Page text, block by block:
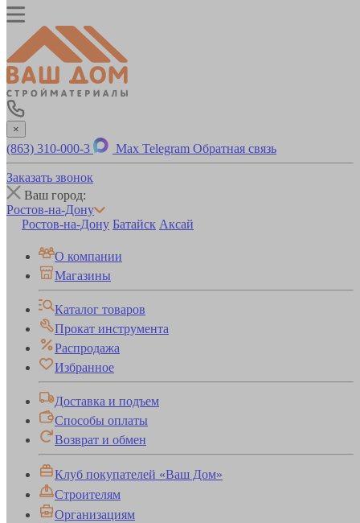
×
(863) 310-000-3 Max Telegram Обратная связь
Заказать звонок
Ваш город:
Ростов-на-Дону
Ростов-на-Дону Батайск Аксай
О компании
Магазины
Каталог товаров
Прокат инструмента
Распродажа
Избранное
Доставка и подъем
Способы оплаты
Возврат и обмен
Клуб покупателей «Ваш Дом»
Строителям
Организациям